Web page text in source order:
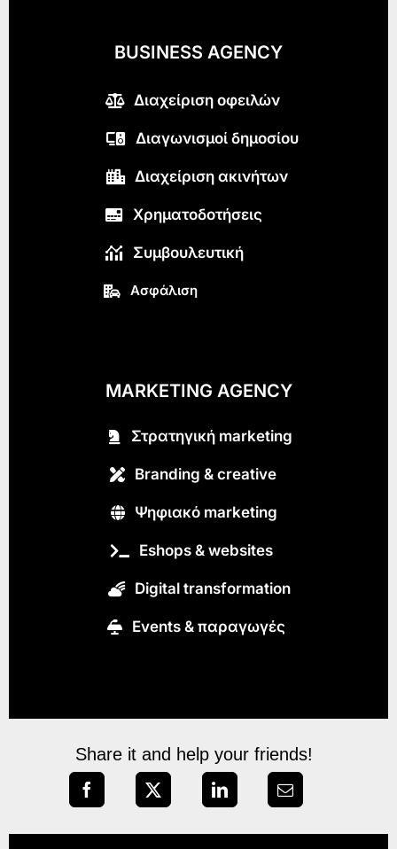
BUSINESS AGENCY
Διαχείριση οφειλών
Διαγωνισμοί δημοσίου
Διαχείριση ακινήτων
Χρηματοδοτήσεις
Συμβουλευτική
Ασφάλιση
MARKETING AGENCY
Στρατηγική marketing
Branding & creative
Ψηφιακό marketing
Eshops & websites
Digital transformation
Εvents & παραγωγές
Share it and help your friends!